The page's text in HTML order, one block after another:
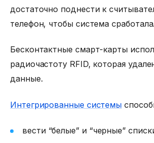
достаточно поднести к
телефон, чтобы система
Бесконтактные смарт-карты
радиочастоту RFID, которая
данные.
Интегрированные системы
вести “белые” и “черные”